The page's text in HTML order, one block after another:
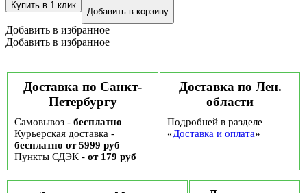
Добавить в корзину
Купить в 1 клик
Добавить в избранное
Добавить в избранное
Доставка по Санкт-
Петербургу
Самовывоз - бесплатно
Курьерская доставка -
бесплатно от 5999 руб
Пункты СДЭК - от 179 руб
Доставка по Лен.
области
Подробней в разделе
«Доставка и оплата»